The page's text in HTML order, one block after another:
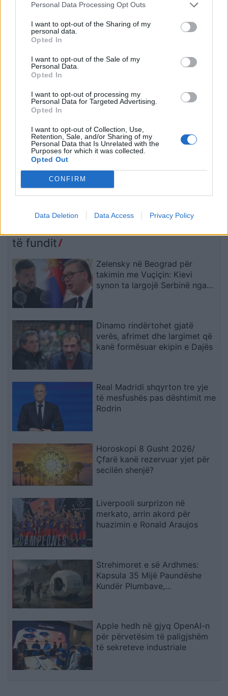
Personal Data Processing Opt Outs
I want to opt-out of the Sharing of my
personal data.
Opted In
I want to opt-out of the Sale of my
Personal Data.
Opted In
I want to opt-out of processing my
Personal Data for Targeted Advertising.
Opted In
I want to opt-out of Collection, Use,
Retention, Sale, and/or Sharing of my
Personal Data that Is Unrelated with the
Purposes for which it was collected.
Opted Out
CONFIRM
Data Deletion Data Access Privacy Policy
Flakët përfshijnë një
zjarrfikësit vënë situatën
nën kontroll
nëpër Tiranë
Kakavijë, kolona e
5 km në territorin grek
Gjykata ndaloi ndërtimin e
Shtëpinë e Bardhë,
të fundit
Zelensky në Beograd për
takimin me Vuçiçin: Kievi
synon ta largojë Serbinë nga
Dinamo rindërtohet gjatë
verës, afrimet dhe largimet që
kanë formësuar ekipin e Dajës
Real Madridi shqyrton tre yje
të mesfushës pas dështimit me
Rodrin
Horoskopi 8 Gusht 2026/
Çfarë kanë rezervuar yjet për
secilën shenjë?
Liverpooli surprizon në
merkato, arrin akord për
huazimin e Ronald Araujos
Strehimoret e së Ardhmes:
Kapsula 35 Mijë Paundëshe
Kundër Plumbave,
Apple hedh në gjyq OpenAI-n
për përvetësim të paligjshëm
të sekreteve industriale